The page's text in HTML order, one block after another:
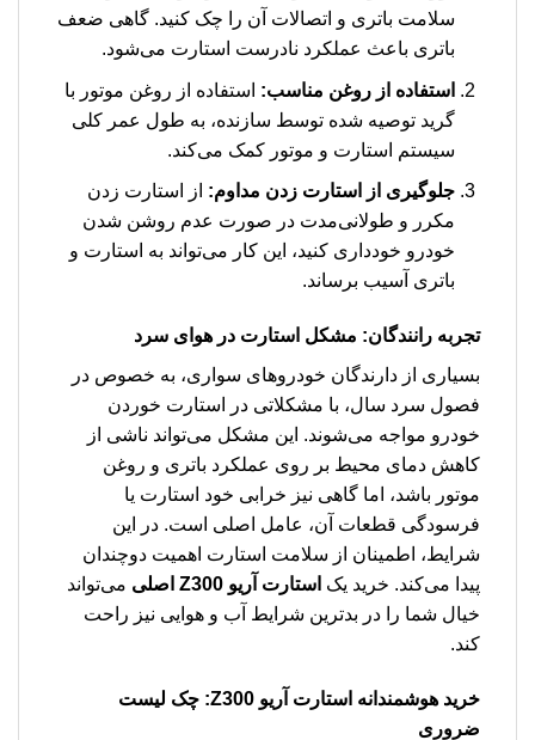
سلامت باتری و اتصالات آن را چک کنید. گاهی ضعف
باتری باعث عملکرد نادرست استارت می‌شود.
استفاده از روغن مناسب: استفاده از روغن موتور با
گرید توصیه شده توسط سازنده، به طول عمر کلی
سیستم استارت و موتور کمک می‌کند.
جلوگیری از استارت زدن مداوم: از استارت زدن
مکرر و طولانی‌مدت در صورت عدم روشن شدن
خودرو خودداری کنید، این کار می‌تواند به استارت و
باتری آسیب برساند.
تجربه رانندگان: مشکل استارت در هوای سرد
بسیاری از دارندگان خودروهای سواری، به خصوص در
فصول سرد سال، با مشکلاتی در استارت خوردن
خودرو مواجه می‌شوند. این مشکل می‌تواند ناشی از
کاهش دمای محیط بر روی عملکرد باتری و روغن
موتور باشد، اما گاهی نیز خرابی خود استارت یا
فرسودگی قطعات آن، عامل اصلی است. در این
شرایط، اطمینان از سلامت استارت اهمیت دوچندان
پیدا می‌کند. خرید یک استارت آریو Z300 اصلی
می‌تواند
خیال شما را در بدترین شرایط آب و هوایی نیز راحت
کند.
خرید هوشمندانه استارت آریو Z300: چک لیست
ضروری